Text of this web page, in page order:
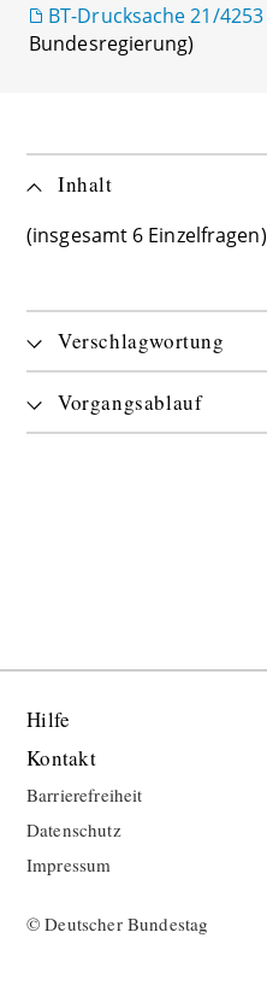
BT-Drucksache 21/4253
Bundesregierung)
Inhalt
(insgesamt 6 Einzelfragen)
Verschlagwortung
Vorgangsablauf
Hilfe
Kontakt
© Deutscher Bundestag
Barrierefreiheit
Datenschutz
Impressum